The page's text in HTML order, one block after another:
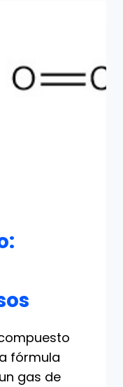
fórmula
gas de